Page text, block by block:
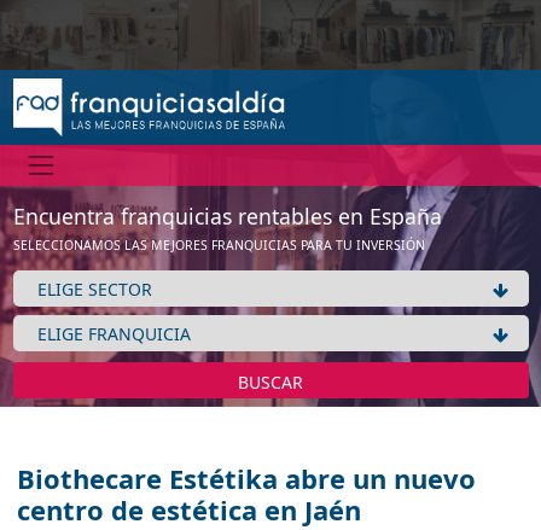
Encuentra franquicias rentables en España
SELECCIONAMOS LAS MEJORES FRANQUICIAS PARA TU INVERSIÓN
BUSCAR
Biothecare Estétika abre un nuevo
centro de estética en Jaén